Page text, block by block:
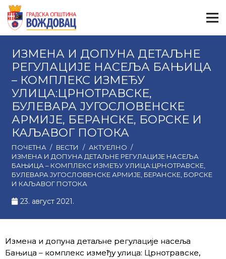
ИЗМЕНА И ДОПУНА ДЕТАЉНЕ
РЕГУЛАЦИЈЕ НАСЕЉА БАЊИЦА
– КОМПЛЕКС ИЗМЕЂУ
УЛИЦА:ЦРНОТРАВСКЕ,
БУЛЕВАРА ЈУГОСЛОВЕНСКЕ
АРМИЈЕ, БЕРАНСКЕ, БОРСКЕ И
КАЉАВОГ ПОТОКА
ПОЧЕТНА / ВЕСТИ / АКТУЕЛНО /
ИЗМЕНА И ДОПУНА ДЕТАЉНЕ РЕГУЛАЦИЈЕ НАСЕЉА
БАЊИЦА – КОМПЛЕКС ИЗМЕЂУ УЛИЦА:ЦРНОТРАВСКЕ,
БУЛЕВАРА ЈУГОСЛОВЕНСКЕ АРМИЈЕ, БЕРАНСКЕ, БОРСКЕ
И КАЉАВОГ ПОТОКА
23. август 2021.
Измена и допуна детаљне регулације насеља
Бањица – комплекс између улица: Црнотравске,